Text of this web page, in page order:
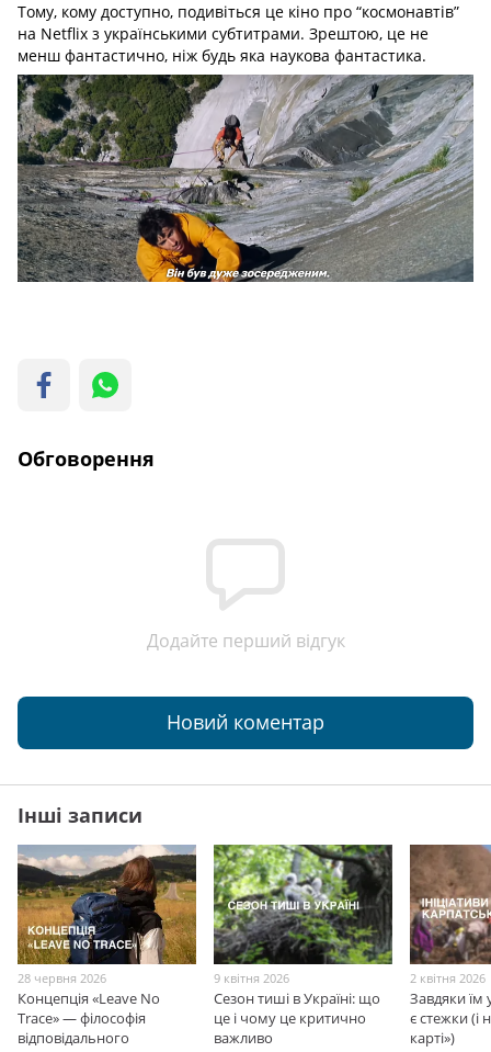
Тому, кому доступно, подивіться це кіно про “космонавтів”
на Netflix з українськими субтитрами. Зрештою, це не
менш фантастично, ніж будь яка наукова фантастика.
Обговорення
Додайте перший відгук
Новий коментар
Інші записи
28 червня 2026
Концепція «Leave No
Trace» — філософія
відповідального
9 квітня 2026
Сезон тиші в Україні: що
це і чому це критично
важливо
2 квітня 2026
Завдяки їм
є стежки (і
карті»)